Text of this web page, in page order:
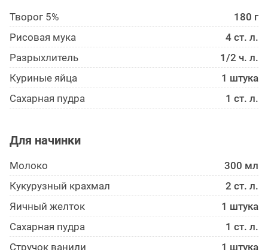
Творог 5%
180 г
Рисовая мука
4 ст. л.
Разрыхлитель
1/2 ч. л.
Куриные яйца
1 штука
Сахарная пудра
1 ст. л.
Для начинки
Молоко
300 мл
Кукурузный крахмал
2 ст. л.
Яичный желток
1 штука
Сахарная пудра
1 ст. л.
Стручок ванили
1 штука